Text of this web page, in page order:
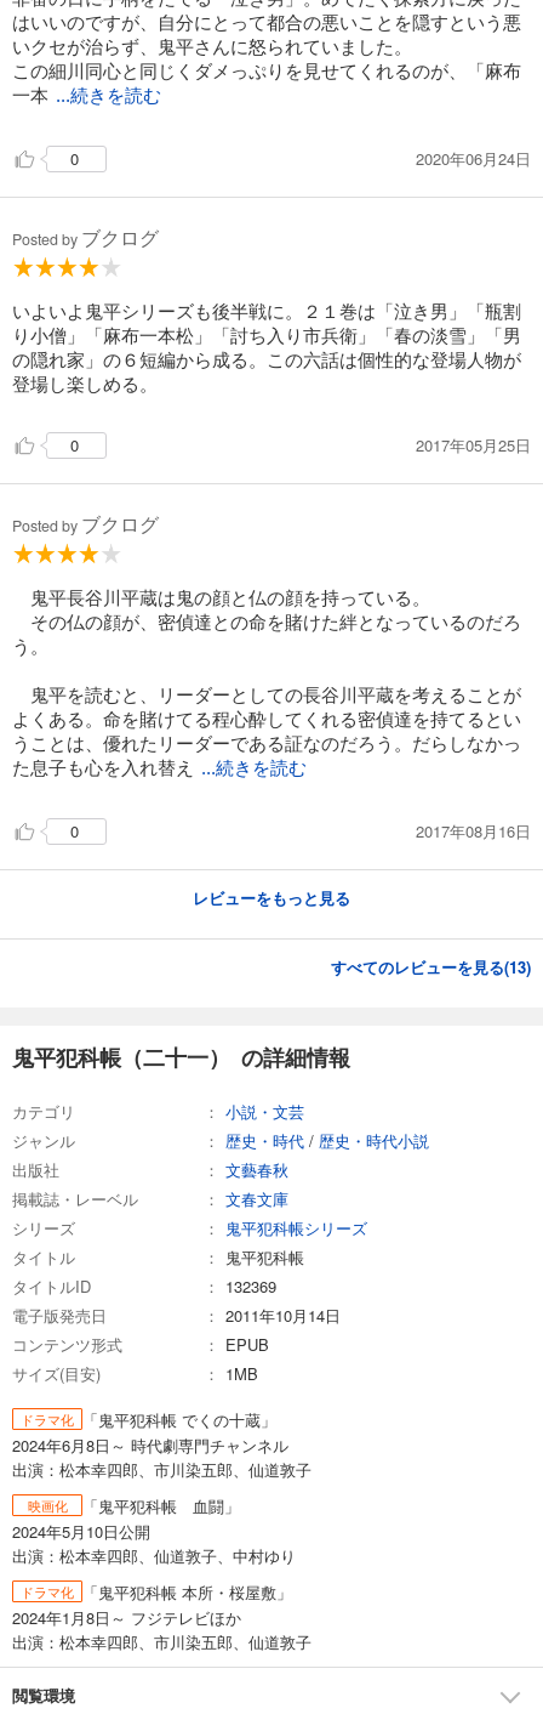
はいいのですが、自分にとって都合の悪いことを隠すという悪
いクセが治らず、鬼平さんに怒られていました。
この細川同心と同じくダメっぷりを見せてくれるのが、「麻布
一本 ...続きを読む
0 2020年06月24日
Posted by ブクログ
いよいよ鬼平シリーズも後半戦に。２１巻は「泣き男」「瓶割
り小僧」「麻布一本松」「討ち入り市兵衛」「春の淡雪」「男
の隠れ家」の６短編から成る。この六話は個性的な登場人物が
登場し楽しめる。
0 2017年05月25日
Posted by ブクログ
鬼平長谷川平蔵は鬼の顔と仏の顔を持っている。
その仏の顔が、密偵達との命を賭けた絆となっているのだろ
う。
鬼平を読むと、リーダーとしての長谷川平蔵を考えることが
よくある。命を賭けてる程心酔してくれる密偵達を持てるとい
うことは、優れたリーダーである証なのだろう。だらしなかっ
た息子も心を入れ替え
...続きを読む
0 2017年08月16日
レビューをもっと見る
すべてのレビューを見る(13)
鬼平犯科帳（二十一） の詳細情報
カテゴリ
小説・文芸
ジャンル
歴史・時代 / 歴史・時代小説
出版社
文藝春秋
掲載誌・レーベル
文春文庫
シリーズ
鬼平犯科帳シリーズ
タイトル
鬼平犯科帳
タイトルID
132369
電子版発売日
2011年10月14日
コンテンツ形式
EPUB
サイズ(目安)
1MB
ドラマ化
「鬼平犯科帳 でくの十蔵」
2024年6月8日～ 時代劇専門チャンネル
出演：松本幸四郎、市川染五郎、仙道敦子
映画化
「鬼平犯科帳 血闘」
2024年5月10日公開
出演：松本幸四郎、仙道敦子、中村ゆり
ドラマ化
「鬼平犯科帳 本所・桜屋敷」
2024年1月8日～ フジテレビほか
出演：松本幸四郎、市川染五郎、仙道敦子
閲覧環境